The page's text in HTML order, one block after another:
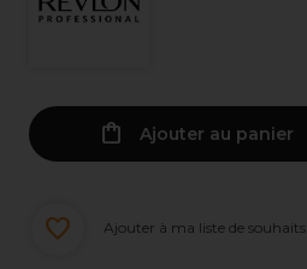
Ajouter au panier
Ajouter à ma liste de souhaits